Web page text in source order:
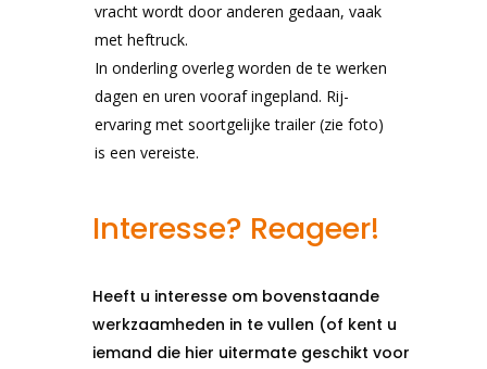
vracht wordt door anderen gedaan, vaak
met heftruck.
In onderling overleg worden de te werken
dagen en uren vooraf ingepland. Rij-
ervaring met soortgelijke trailer (zie foto)
is een vereiste.
Interesse? Reageer!
Heeft u interesse om bovenstaande
werkzaamheden in te vullen (of kent u
iemand die hier uitermate geschikt voor